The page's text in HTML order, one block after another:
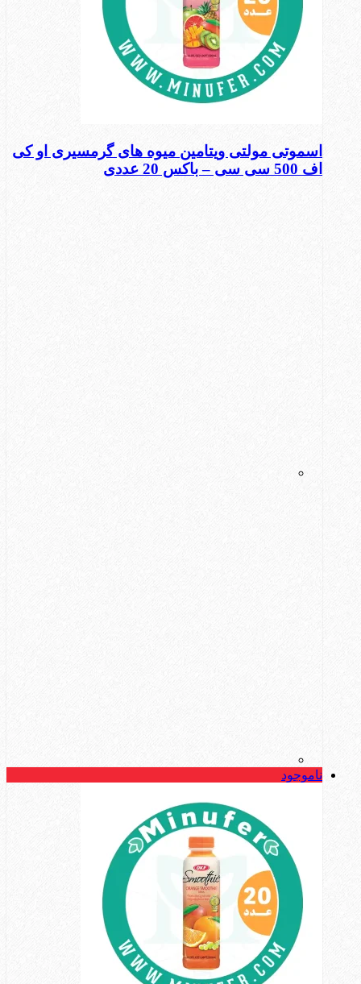
اسموتی مولتی ویتامین میوه های گرمسیری او کی
اف 500 سی سی – باکس 20 عددی
ناموجود